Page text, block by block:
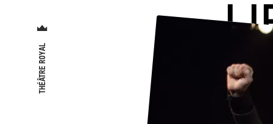
THÉÂTRE ROYAL